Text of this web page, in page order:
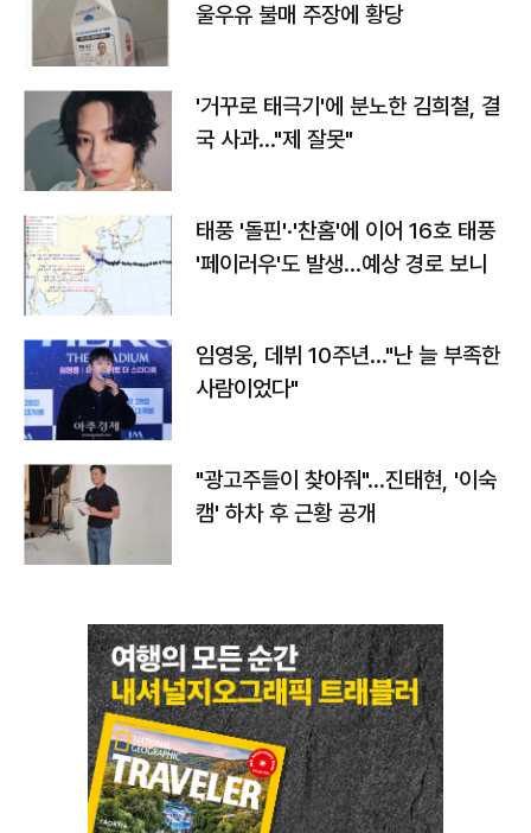
울우유 불매 주장에 황당
'거꾸로 태극기'에 분노한 김희철, 결
국 사과…"제 잘못"
태풍 '돌핀'·'찬홈'에 이어 16호 태풍
'페이러우'도 발생…예상 경로 보니
임영웅, 데뷔 10주년…"난 늘 부족한
사람이었다"
"광고주들이 찾아줘"…진태현, '이숙
캠' 하차 후 근황 공개